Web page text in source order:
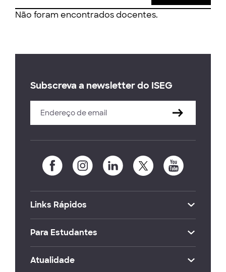
Não foram encontrados docentes.
Subscreva a newsletter do ISEG
Links Rápidos
Para Estudantes
Atualidade